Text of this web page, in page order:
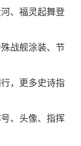
、福灵起舞登
战舰涂装、节
，更多史诗指
、头像、指挥